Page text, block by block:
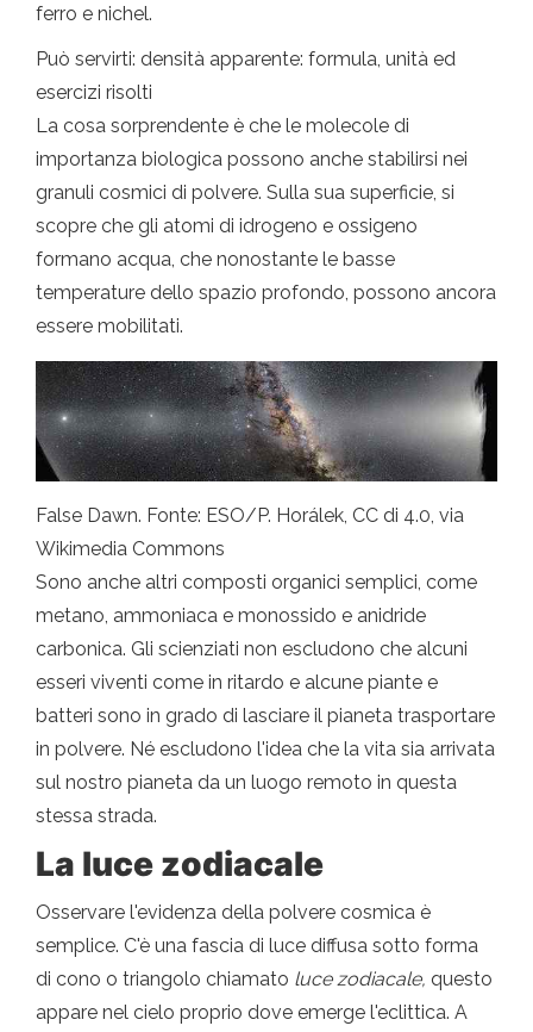
ferro e nichel.
Può servirti: densità apparente: formula, unità ed
esercizi risolti
La cosa sorprendente è che le molecole di
importanza biologica possono anche stabilirsi nei
granuli cosmici di polvere. Sulla sua superficie, si
scopre che gli atomi di idrogeno e ossigeno
formano acqua, che nonostante le basse
temperature dello spazio profondo, possono ancora
essere mobilitati.
False Dawn. Fonte: ESO/P. Horálek, CC di 4.0, via
Wikimedia Commons
Sono anche altri composti organici semplici, come
metano, ammoniaca e monossido e anidride
carbonica. Gli scienziati non escludono che alcuni
esseri viventi come in ritardo e alcune piante e
batteri sono in grado di lasciare il pianeta trasportare
in polvere. Né escludono l'idea che la vita sia arrivata
sul nostro pianeta da un luogo remoto in questa
stessa strada.
La luce zodiacale
Osservare l'evidenza della polvere cosmica è
semplice. C'è una fascia di luce diffusa sotto forma
di cono o triangolo chiamato luce zodiacale, questo
appare nel cielo proprio dove emerge l'eclittica. A